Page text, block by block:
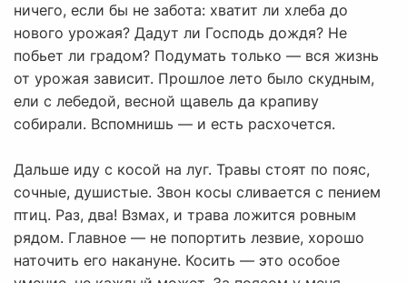
ничего, если бы не забота: хватит ли хлеба до
нового урожая? Дадут ли Господь дождя? Не
побьет ли градом? Подумать только — вся жизнь
от урожая зависит. Прошлое лето было скудным,
ели с лебедой, весной щавель да крапиву
собирали. Вспомнишь — и есть расхочется.
Дальше иду с косой на луг. Травы стоят по пояс,
сочные, душистые. Звон косы сливается с пением
птиц. Раз, два! Взмах, и трава ложится ровным
рядом. Главное — не попортить лезвие, хорошо
наточить его накануне. Косить — это особое